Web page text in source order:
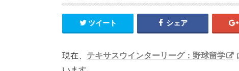
ツイート シェア
現在、 テキサスウインターリーグ：野球留学